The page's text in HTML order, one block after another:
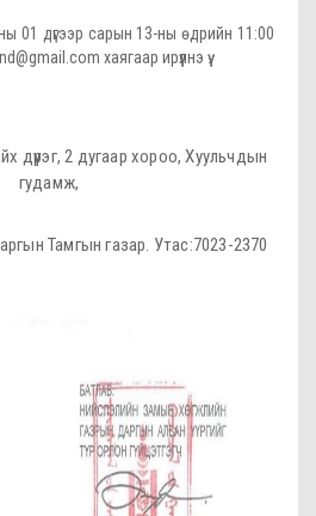
01 дүгээр сарын 13-ны өдрийн 11:00
com хаягаар ирүүлнэ үү.
дүүрэг, 2 дугаар хороо, Хуульчдын
гудамж,
Тамгын газар. Утас:7023-2370